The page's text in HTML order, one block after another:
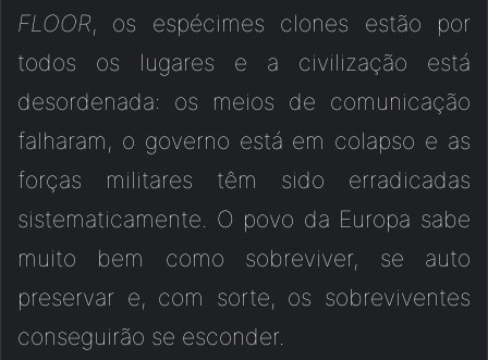
FLOOR, os espécimes clones estão por
todos os lugares e a civilização está
desordenada: os meios de comunicação
falharam, o governo está em colapso e as
forças militares têm sido erradicadas
sistematicamente. O povo da Europa sabe
muito bem como sobreviver, se auto
preservar e, com sorte, os sobreviventes
conseguirão se esconder.